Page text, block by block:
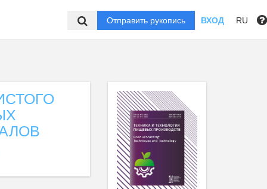
Отправить рукопись ВХОД RU